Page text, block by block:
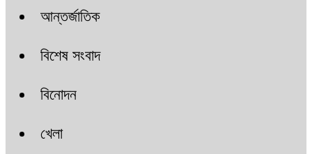
আন্তর্জাতিক
বিশেষ সংবাদ
বিনোদন
খেলা